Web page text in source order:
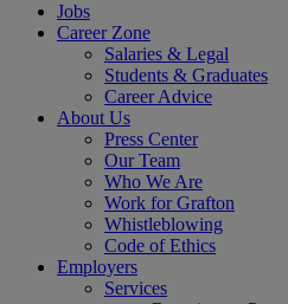
Jobs
Career Zone
Salaries & Legal
Students & Graduates
Career Advice
About Us
Press Center
Our Team
Who We Are
Work for Grafton
Whistleblowing
Code of Ethics
Employers
Services